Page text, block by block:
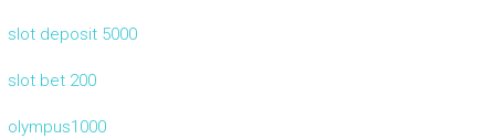
slot deposit 5000
slot bet 200
olympus1000